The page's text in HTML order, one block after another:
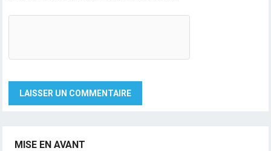
MISE EN AVANT